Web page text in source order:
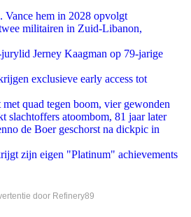
Vance hem in 2028 opvolgt
militairen in Zuid-Libanon,
Jerney Kaagman op 79-jarige
exclusieve early access tot
quad tegen boom, vier gewonden
slachtoffers atoombom, 81 jaar later
de Boer geschorst na dickpic in
zijn eigen "Platinum" achievements
door Refinery89